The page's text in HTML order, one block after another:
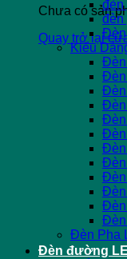
Chưa có sản
Quay trở lại
đèn
đèn
Đèn
Kiểu
Đèn
Đèn
Đèn
Đèn
Đèn
Đèn
Đèn
Đèn
Đèn
Đèn
Đèn
Đèn
Đèn Pha
Đèn đường